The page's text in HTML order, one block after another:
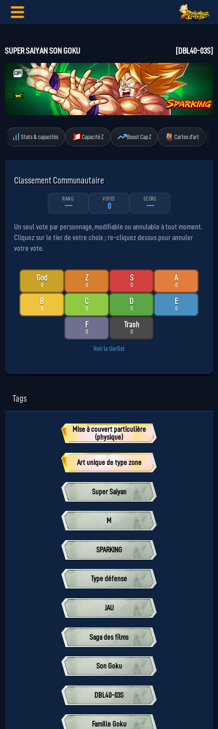
SUPER SAIYAN SON GOKU [DBL40-03S]
Stats & capacités Capacité Z Boost Cap Z Cartes d'art
Classement Communautaire
RANG
—
VOTES
0
SCORE
—
Un seul vote par personnage, modifiable ou annulable à tout moment.
Cliquez sur le tier de votre choix ; re-cliquez dessus pour annuler
votre vote.
God
0
Z
0
S
0
A
0
B
0
C
0
D
0
E
0
F
0
Trash
0
Voir la tierlist
Tags
Mise à couvert particulière
(physique)
Art unique de type zone
Super Saiyan
M
SPARKING
Type défense
JAU
Saga des films
Son Goku
DBL40-03S
Famille Goku